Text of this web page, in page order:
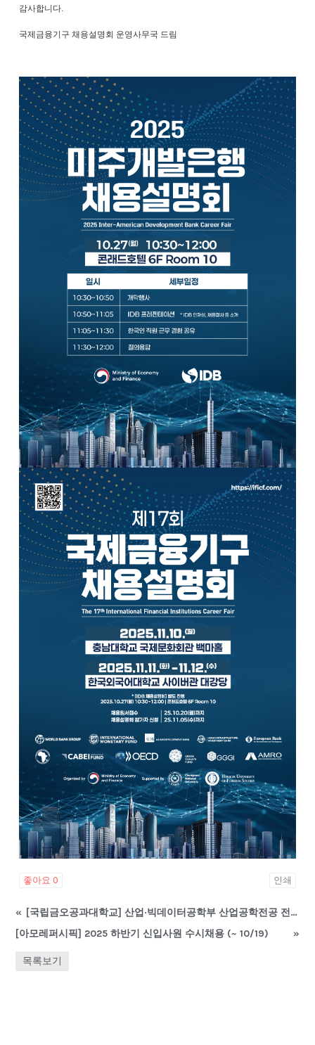
감사합니다
국제금융기구 채용설명회 운영사무국 드림
좋아요 0 인쇄
«
[국립금오공과대학교] 산업·빅데이터공학부 산업공학전공 전임교원 초빙
[아모레퍼시픽] 2025 하반기 신입사원 수시채용 (~ 10/19)
»
목록보기